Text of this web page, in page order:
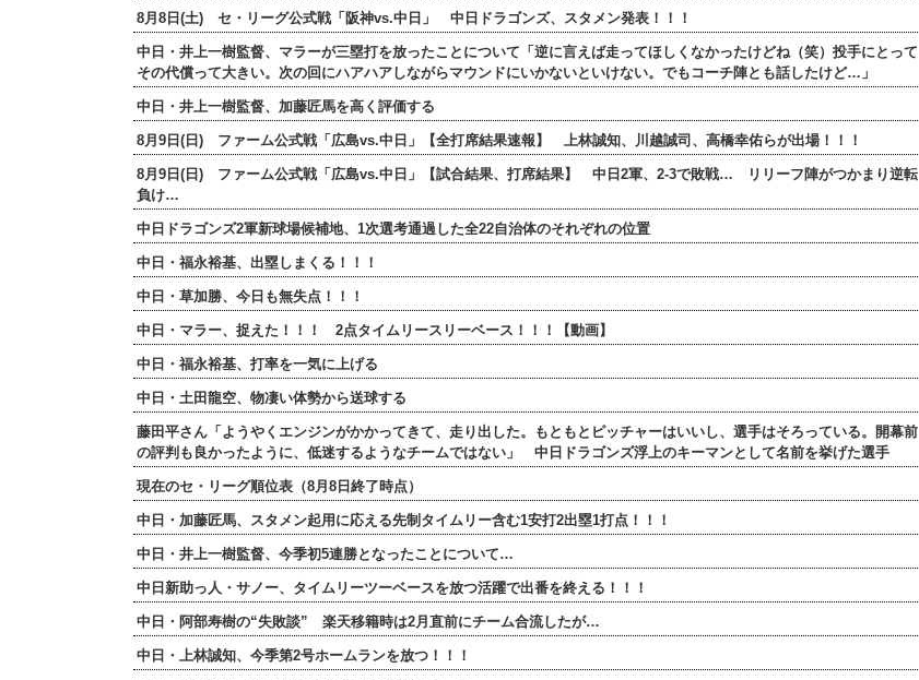
8月8日(土) セ・リーグ公式戦「阪神vs.中日」 中日ドラゴンズ、スタメン発表！！！
中日・井上一樹監督、マラーが三塁打を放ったことについて「逆に言えば走ってほしくなかったけどね（笑）投手にとって
その代償って大きい。次の回にハアハアしながらマウンドにいかないといけない。でもコーチ陣とも話したけど…」
中日・井上一樹監督、加藤匠馬を高く評価する
8月9日(日) ファーム公式戦「広島vs.中日」【全打席結果速報】 上林誠知、川越誠司、高橋幸佑らが出場！！！
8月9日(日) ファーム公式戦「広島vs.中日」【試合結果、打席結果】 中日2軍、2-3で敗戦… リリーフ陣がつかまり逆転
負け…
中日ドラゴンズ2軍新球場候補地、1次選考通過した全22自治体のそれぞれの位置
中日・福永裕基、出塁しまくる！！！
中日・草加勝、今日も無失点！！！
中日・マラー、捉えた！！！ 2点タイムリースリーベース！！！【動画】
中日・福永裕基、打率を一気に上げる
中日・土田龍空、物凄い体勢から送球する
藤田平さん「ようやくエンジンがかかってきて、走り出した。もともとピッチャーはいいし、選手はそろっている。開幕前
の評判も良かったように、低迷するようなチームではない」 中日ドラゴンズ浮上のキーマンとして名前を挙げた選手
現在のセ・リーグ順位表（8月8日終了時点）
中日・加藤匠馬、スタメン起用に応える先制タイムリー含む1安打2出塁1打点！！！
中日・井上一樹監督、今季初5連勝となったことについて…
中日新助っ人・サノー、タイムリーツーベースを放つ活躍で出番を終える！！！
中日・阿部寿樹の“失敗談” 楽天移籍時は2月直前にチーム合流したが…
中日・上林誠知、今季第2号ホームランを放つ！！！